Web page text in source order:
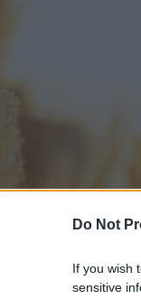
Do Not
If you wish
sensitive